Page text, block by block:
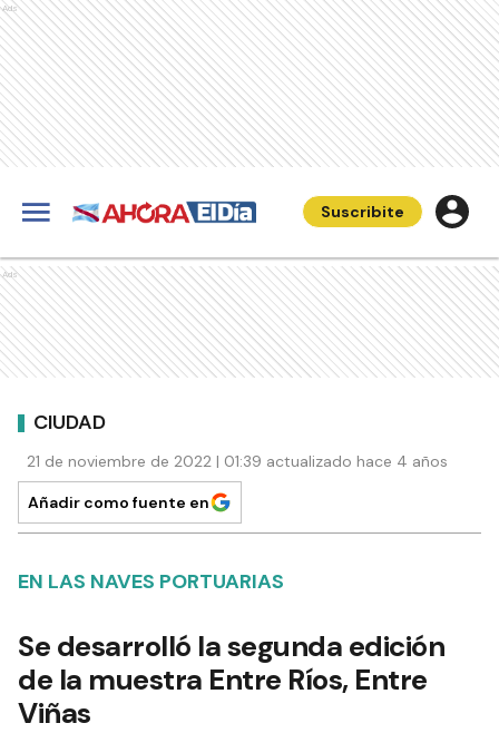
Ads
Suscribite
Ads
CIUDAD
21 de noviembre de 2022 | 01:39 actualizado hace 4 años
Añadir como fuente en
EN LAS NAVES PORTUARIAS
Se desarrolló la segunda edición
de la muestra Entre Ríos, Entre
Viñas